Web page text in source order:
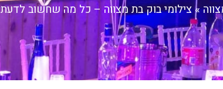
»צילומי בוק בת מצווה – כל מה שחשוב לדעת